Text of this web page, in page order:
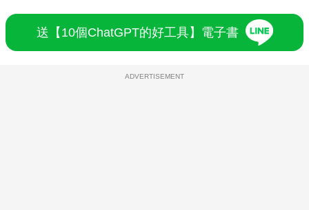
送【10個ChatGPT的好工具】電子書
ADVERTISEMENT